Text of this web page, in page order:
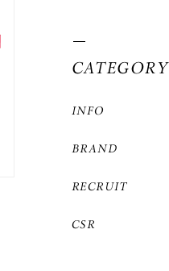
CATEGORY
INFO
BRAND
RECRUIT
CSR